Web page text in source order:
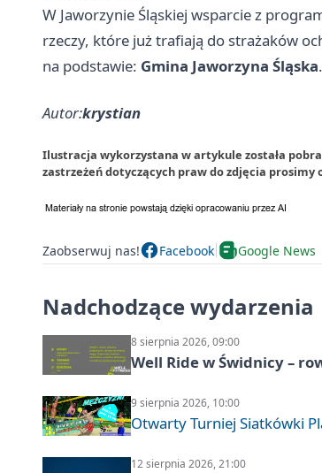
W Jaworzynie Śląskiej wsparcie z
rzeczy, które już trafiają do strażaków
na podstawie: Gmina Jaworzyna Śląska.
Autor:krystian
Ilustracja wykorzystana w artykule została
zastrzeżeń dotyczących praw do zdjęcia prosimy
Zaobserwuj nas! Facebook Google News
Nadchodzące wydarzenia
8 sierpnia 2026, 09:00
Well Ride w Świdnicy –
9 sierpnia 2026, 10:00
Otwarty Turniej Siatkówki
12 sierpnia 2026, 21:00